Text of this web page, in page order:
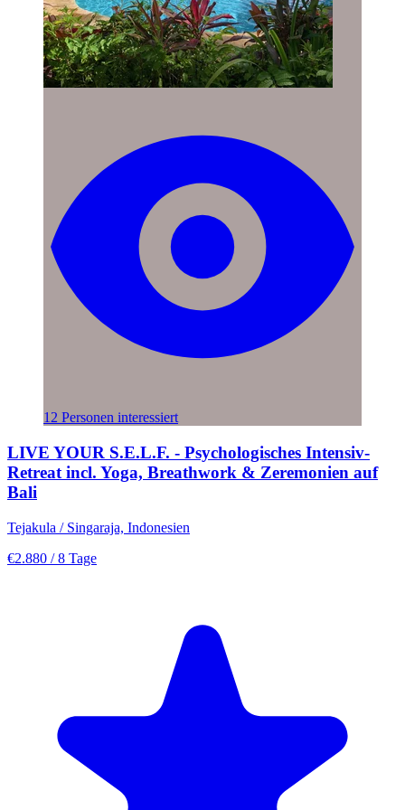
12 Personen interessiert
LIVE YOUR S.E.L.F. - Psychologisches Intensiv-
Retreat incl. Yoga, Breathwork & Zeremonien auf
Bali
Tejakula / Singaraja, Indonesien
€2.880 / 8 Tage